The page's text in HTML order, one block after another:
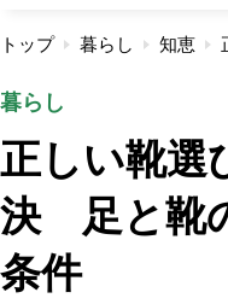
トップ 暮らし 知恵
暮らし
正しい靴選
決 足と靴
条件